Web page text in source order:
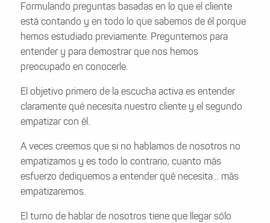
Formulando preguntas basadas en lo que el cliente
está contando y en todo lo que sabemos de él porque
hemos estudiado previamente. Preguntemos para
entender y para demostrar que nos hemos
preocupado en conocerle.
El objetivo primero de la escucha activa es entender
claramente qué necesita nuestro cliente y el segundo
empatizar con él.
A veces creemos que si no hablamos de nosotros no
empatizamos y es todo lo contrario, cuanto más
esfuerzo dediquemos a entender qué necesita… más
empatizaremos.
El turno de hablar de nosotros tiene que llegar sólo